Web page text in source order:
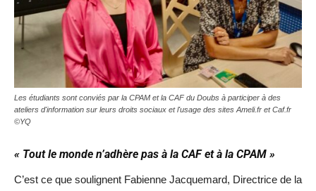
Les étudiants sont conviés par la CPAM et la CAF du Doubs à participer à des
ateliers d'information sur leurs droits sociaux et l'usage des sites Ameli.fr et Caf.fr
©YQ
« Tout le monde n’adhère pas à la CAF et à la CPAM »
C’est ce que soulignent Fabienne Jacquemard, Directrice de la